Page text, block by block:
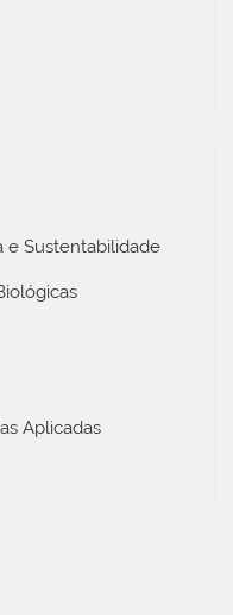
e Sustentabilidade
Aplicadas